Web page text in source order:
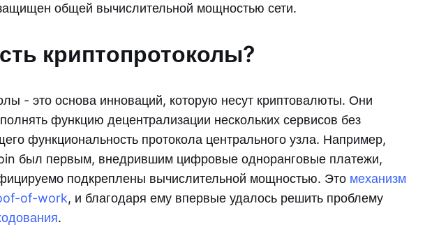
общей вычислительной мощностью сети.
криптопротоколы?
- это основа инноваций, которую несут криптовалюты. Они
функцию децентрализации нескольких сервисов без
функциональность протокола центрального узла. Например,
был первым, внедрившим цифровые одноранговые платежи,
подкреплены вычислительной мощностью. Это механизм
of-work, и благодаря ему впервые удалось решить проблему
.